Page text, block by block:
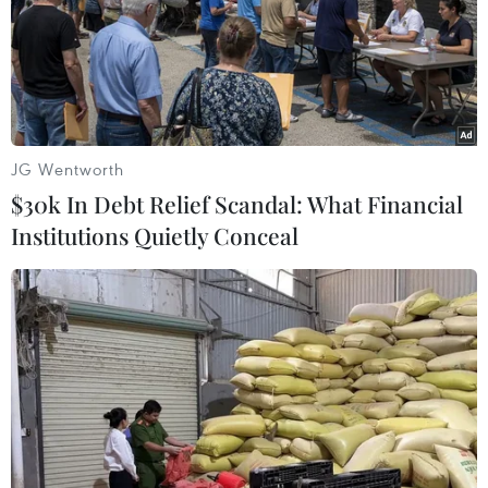
Đại diện Vietlott cho biết, công ty đã chính thức
cán mốc doanh thu 1.000 tỷ đồng vào ngày 4/12.
Tính tới nay, đã có 6 khách hàng trúng giải
Jackpot.
JG Wentworth
$30k In Debt Relief Scandal: What Financial
Institutions Quietly Conceal